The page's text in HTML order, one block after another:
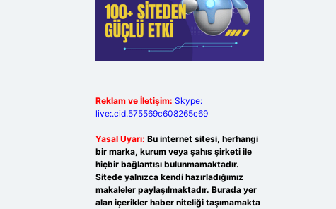
Reklam ve İletişim: Skype:
live:.cid.575569c608265c69
Yasal Uyarı: Bu internet sitesi, herhangi
bir marka, kurum veya şahıs şirketi ile
hiçbir bağlantısı bulunmamaktadır.
Sitede yalnızca kendi hazırladığımız
makaleler paylaşılmaktadır. Burada yer
alan içerikler haber niteliği taşımamakta